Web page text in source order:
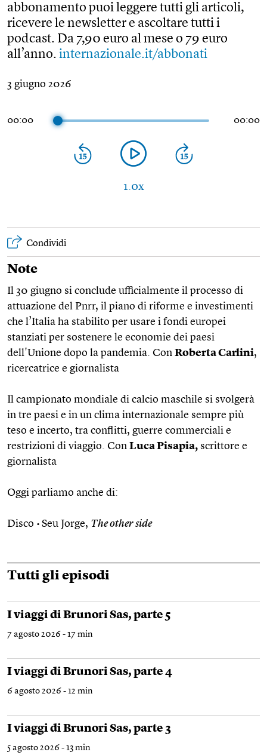
abbonamento puoi leggere tutti gli articoli,
ricevere le newsletter e ascoltare tutti i
podcast. Da 7,90 euro al mese o 79 euro
all’anno. internazionale.it/abbonati
3 giugno 2026
00:00 00:00
1.0x
Condividi
Note
Il 30 giugno si conclude ufficialmente il processo di
attuazione del Pnrr, il piano di riforme e investimenti
che l’Italia ha stabilito per usare i fondi europei
stanziati per sostenere le economie dei paesi
dell'Unione dopo la pandemia. Con Roberta Carlini,
ricercatrice e giornalista
Il campionato mondiale di calcio maschile si svolgerà
in tre paesi e in un clima internazionale sempre più
teso e incerto, tra conflitti, guerre commerciali e
restrizioni di viaggio. Con Luca Pisapia, scrittore e
giornalista
Oggi parliamo anche di:
Disco • Seu Jorge, The other side
Tutti gli episodi
I viaggi di Brunori Sas, parte 5
7 agosto 2026 - 17 min
I viaggi di Brunori Sas, parte 4
6 agosto 2026 - 12 min
I viaggi di Brunori Sas, parte 3
5 agosto 2026 - 13 min